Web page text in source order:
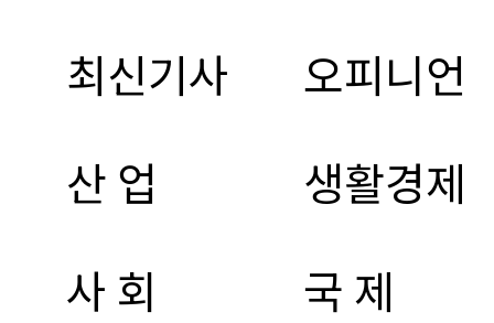
최신기사
오피니언
산 업
생활경제
사 회
국 제